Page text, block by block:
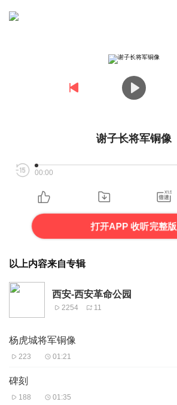
谢子长将军铜像
00:00
打开APP 收听完整版
以上内容来自专辑
西安-西安革命公园
2254 11
杨虎城将军铜像
223 01:21
碑刻
188 01:35